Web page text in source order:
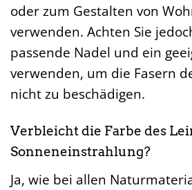
oder zum Gestalten von
verwenden. Achten Sie
passende Nadel und ein
verwenden, um die Fasern
nicht zu beschädigen.
Verbleicht die Farbe des
Sonneneinstrahlung?
Ja, wie bei allen